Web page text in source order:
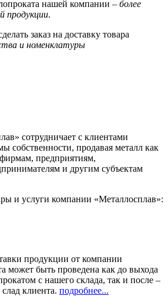
нашей компании – более
продукции.
заказ на доставку товара
и номенклатуры
сотрудничает с клиентами
собственности, продавая металл как
предприятиям,
и другим субъектам
и услуги компании «Металлосплав»:
продукции от компании
может быть проведена как до выхода
с нашего склада, так и после –
клиента. подробнее...